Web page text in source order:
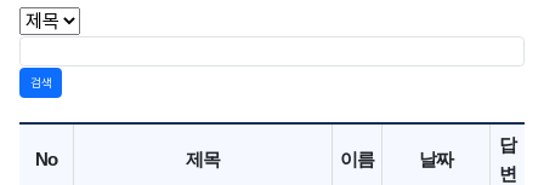
기타 시청자에 대한 권익 보호 관련 사항
3. 접수 방법
홈페이지(www.wjmbc.co.kr) 시청자 의견 게시판
전화 033-741-8243(월~금 : 오전 9시~오후 6시, 토
검색
No 제목 이름 날짜
답
변